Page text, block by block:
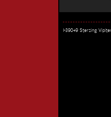
I-39049 Sterzing